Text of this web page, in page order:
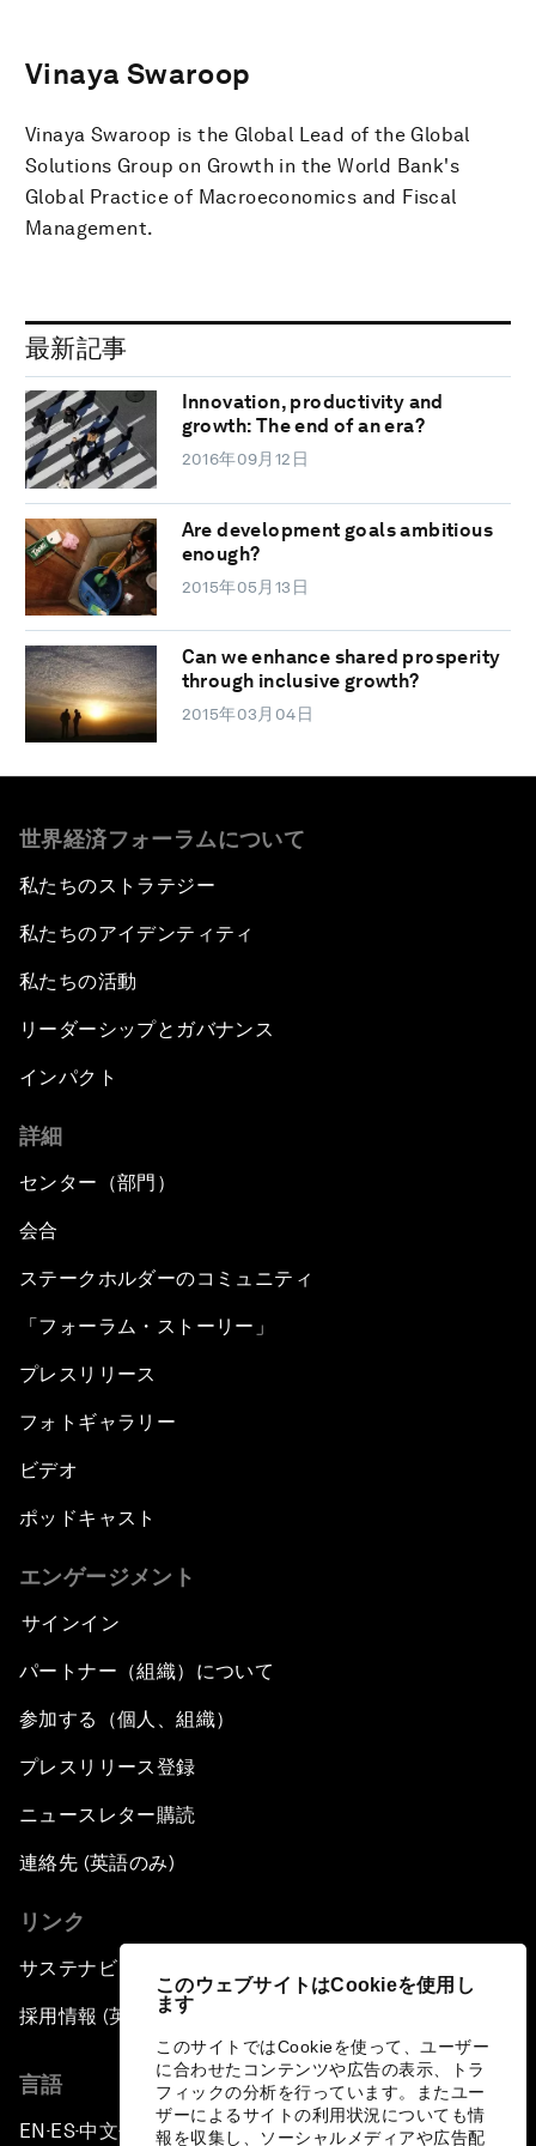
このウェブサイトはCookieを使用し
ます
このサイトではCookieを使って、ユーザー
に合わせたコンテンツや広告の表示、トラ
フィックの分析を行っています。またユー
ザーによるサイトの利用状況についても情
報を収集し、ソーシャルメディアや広告配
Vinaya Swaroop
Vinaya Swaroop is the Global Lead of the Global
Solutions Group on Growth in the World Bank's
Global Practice of Macroeconomics and Fiscal
Management.
最新記事
Innovation, productivity and
growth: The end of an era?
2016年09月12日
Are development goals ambitious
enough?
2015年05月13日
Can we enhance shared prosperity
through inclusive growth?
2015年03月04日
世界経済フォーラムについて
私たちのストラテジー
私たちのアイデンティティ
私たちの活動
リーダーシップとガバナンス
インパクト
詳細
センター（部門）
会合
ステークホルダーのコミュニティ
「フォーラム・ストーリー」
プレスリリース
フォトギャラリー
ビデオ
ポッドキャスト
エンゲージメント
サインイン
パートナー（組織）について
参加する（個人、組織）
プレスリリース登録
ニュースレター購読
連絡先 (英語のみ)
リンク
サステナビリティへの取り組み
採用情報 (英語のみ)
言語
EN ▪ ES▪中文▪ 日本語